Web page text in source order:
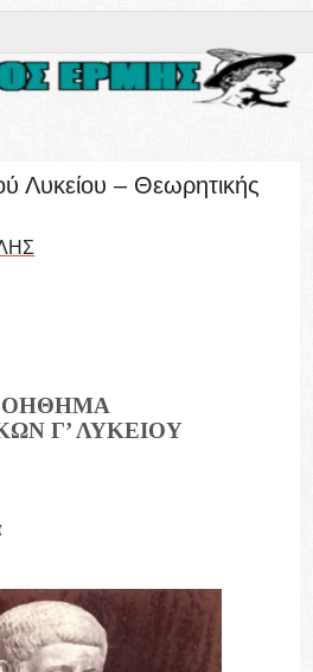
Λυκείου – Θεωρητικής
Γ’ ΛΥΚΕΙΟΥ